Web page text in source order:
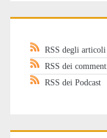
RSS degli articoli
RSS dei
RSS dei Podcast